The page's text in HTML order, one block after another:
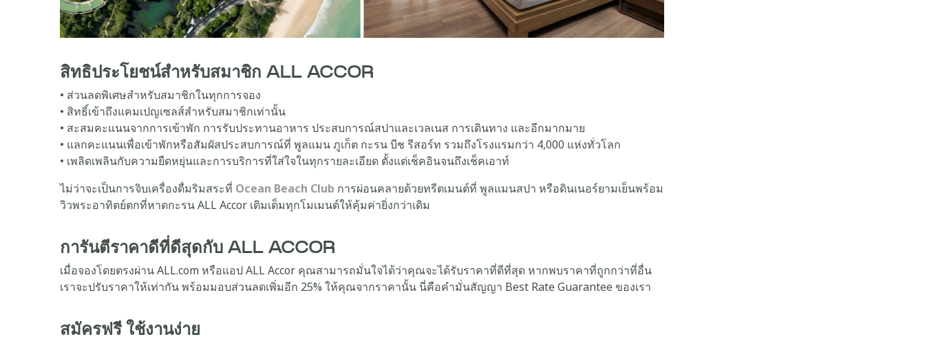
สิทธิประโยชน์สำหรับสมาชิก ALL ACCOR
• ส่วนลดพิเศษสำหรับสมาชิกในทุกการจอง
• สิทธิ์เข้าถึงแคมเปญเซลส์สำหรับสมาชิกเท่านั้น
• สะสมคะแนนจากการเข้าพัก การรับประทานอาหาร ประสบการณ์สปาและเวลเนส การเดินทาง และอีกมากมาย
• แลกคะแนนเพื่อเข้าพักหรือสัมผัสประสบการณ์ที่ พูลแมน ภูเก็ต กะรน บีช รีสอร์ท รวมถึงโรงแรมกว่า 4,000 แห่งทั่วโลก
• เพลิดเพลินกับความยืดหยุ่นและการบริการที่ใส่ใจในทุกรายละเอียด ตั้งแต่เช็คอินจนถึงเช็คเอาท์
ไม่ว่าจะเป็นการจิบเครื่องดื่มริมสระที่ Ocean Beach Club การผ่อนคลายด้วยทรีตเมนต์ที่ พูลแมนสปา หรือดินเนอร์ยามเย็นพร้อม
วิวพระอาทิตย์ตกที่หาดกะรน ALL Accor เติมเต็มทุกโมเมนต์ให้คุ้มค่ายิ่งกว่าเดิม
การันตีราคาดีที่ดีสุดกับ ALL ACCOR
เมื่อจองโดยตรงผ่าน ALL.com หรือแอป ALL Accor คุณสามารถมั่นใจได้ว่าคุณจะได้รับราคาที่ดีที่สุด หากพบราคาที่ถูกกว่าที่อื่น
เราจะปรับราคาให้เท่ากัน พร้อมมอบส่วนลดเพิ่มอีก 25% ให้คุณจากราคานั้น นี่คือคำมั่นสัญญา Best Rate Guarantee ของเรา
สมัครฟรี ใช้งานง่าย